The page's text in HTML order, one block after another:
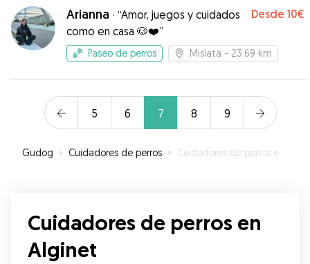
Arianna · “Amor, juegos y cuidados
como en casa 🐶❤️”
Desde 10€
Paseo de perros Mislata - 23.69 km
5 6 7 8 9
Gudog » Cuidadores de perros » Cuidadores de perros en Alginet
Cuidadores de perros en
Alginet